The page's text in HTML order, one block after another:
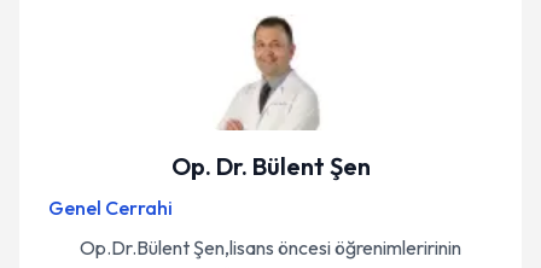
Op. Dr. Bülent Şen
Genel Cerrahi
Op.Dr.Bülent Şen,lisans öncesi öğrenimleririnin